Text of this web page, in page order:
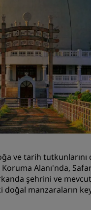
Keşfedin
edin
ve tarih
Alanı'nda,
şehrini ve
manzaraların